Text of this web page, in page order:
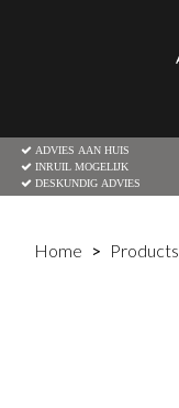
ADVIES AAN HUIS
INRUIL MOGELIJK
DESKUNDIG ADVIES
Home Products